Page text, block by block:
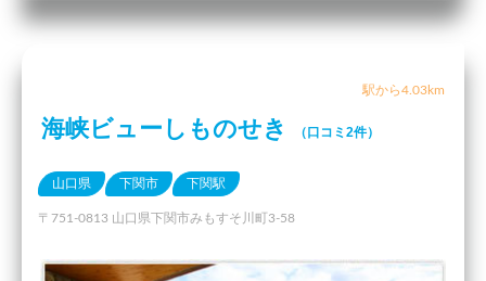
駅から4.03km
海峡ビューしものせき （口コミ2件）
山口県 下関市 下関駅
〒751-0813 山口県下関市みもすそ川町3-58